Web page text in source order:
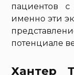
пациентов
именно эти
потенциале
Хантер